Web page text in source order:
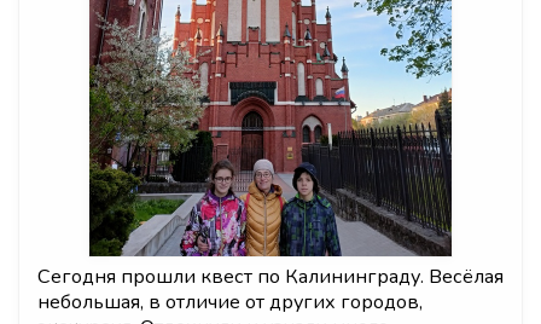
Сегодня прошли квест по Калининграду. Весёлая
небольшая, в отличие от других городов,